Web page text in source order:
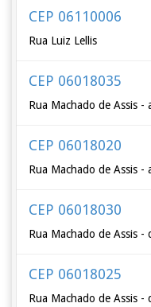
CEP 06110006
Rua Luiz Lellis
CEP 06018035
Rua Machado de Assis -
CEP 06018020
Rua Machado de Assis -
CEP 06018030
Rua Machado de Assis
CEP 06018025
Rua Machado de Assis